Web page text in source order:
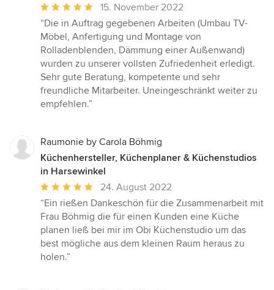
Durchschnittliche
Bewertung:
5
von
5
Sternen
15. November 2022
“Die in Auftrag gegebenen Arbeiten (Umbau TV-
Möbel, Anfertigung und Montage von
Rolladenblenden, Dämmung einer Außenwand)
wurden zu unserer vollsten Zufriedenheit erledigt.
Sehr gute Beratung, kompetente und sehr
freundliche Mitarbeiter. Uneingeschränkt weiter zu
empfehlen.”
Raumonie by Carola Böhmig
Küchenhersteller, Küchenplaner & Küchenstudios
in Harsewinkel
Durchschnittliche
Bewertung:
5
von
5
Sternen
24. August 2022
“Ein rießen Dankeschön für die Zusammenarbeit mit
Frau Böhmig die für einen Kunden eine Küche
planen ließ bei mir im Obi Küchenstudio um das
best mögliche aus dem kleinen Raum heraus zu
holen.”